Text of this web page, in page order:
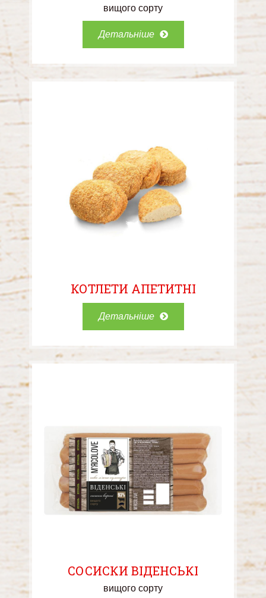
вищого сорту
Детальніше
КОТЛЕТИ АПЕТИТНІ
Детальніше
СОСИСКИ ВІДЕНСЬКІ
вищого сорту